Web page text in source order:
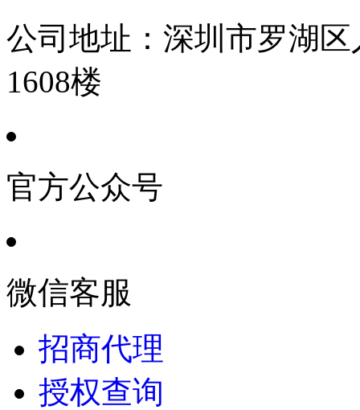
公司地址： 深圳市罗湖
1608楼
官方公众号
微信客服
招商代理
授权查询